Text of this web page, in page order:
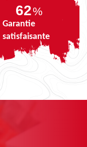
75%
Garantie
satisfaisante